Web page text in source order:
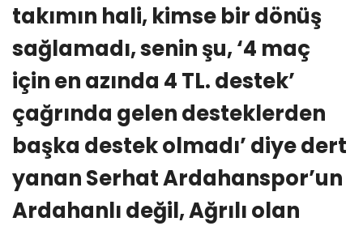
takımın hali, kimse bir dönüş
sağlamadı, senin şu, ‘4 maç
için en azında 4 TL. destek’
çağrında gelen desteklerden
başka destek olmadı’ diye dert
yanan Serhat Ardahanspor’un
Ardahanlı değil, Ağrılı olan